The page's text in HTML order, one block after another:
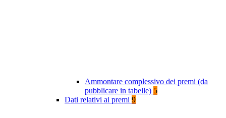
Ammontare complessivo dei premi (da
pubblicare in tabelle) 5
Dati relativi ai premi 9